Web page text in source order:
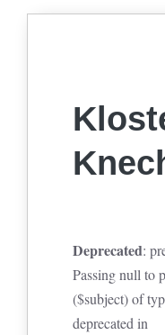
Deprecated:
Passing null to
($subject) of
deprecated in